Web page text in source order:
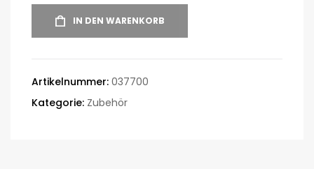
IN DEN WARENKORB
Artikelnummer: 037700
Kategorie: Zubehör